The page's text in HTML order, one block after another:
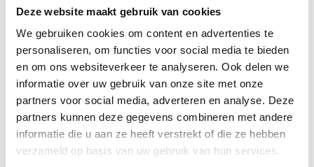
Deze website maakt gebruik van cookies
We gebruiken cookies om content en advertenties te
personaliseren, om functies voor social media te bieden
en om ons websiteverkeer te analyseren. Ook delen we
informatie over uw gebruik van onze site met onze
partners voor social media, adverteren en analyse. Deze
partners kunnen deze gegevens combineren met andere
informatie die u aan ze heeft verstrekt of die ze hebben
verzameld op basis van uw gebruik van hun services.
Boombeugels
Doorrijhoogtebeveiliging
Wieldwingers
Verkeersremmendmaatregelen - drempels/ruggen/parkeerstops
Gladheidsbestrijding
Afzettingen - Flexpalen/Hekken/Diamantkoppalen